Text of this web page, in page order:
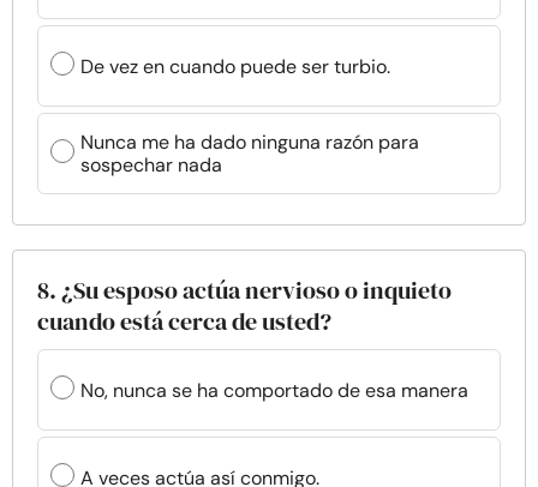
De vez en cuando puede ser turbio.
Nunca me ha dado ninguna razón para
sospechar nada
8. ¿Su esposo actúa nervioso o inquieto
cuando está cerca de usted?
No, nunca se ha comportado de esa manera
A veces actúa así conmigo.